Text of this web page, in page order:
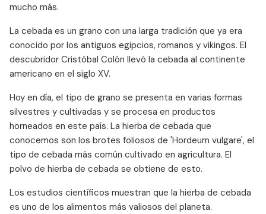
mucho más.
La cebada es un grano con una larga tradición que ya era
conocido por los antiguos egipcios, romanos y vikingos. El
descubridor Cristóbal Colón llevó la cebada al continente
americano en el siglo XV.
Hoy en día, el tipo de grano se presenta en varias formas
silvestres y cultivadas y se procesa en productos
horneados en este país. La hierba de cebada que
conocemos son los brotes foliosos de 'Hordeum vulgare', el
tipo de cebada más común cultivado en agricultura. El
polvo de hierba de cebada se obtiene de esto.
Los estudios científicos muestran que la hierba de cebada
es uno de los alimentos más valiosos del planeta.